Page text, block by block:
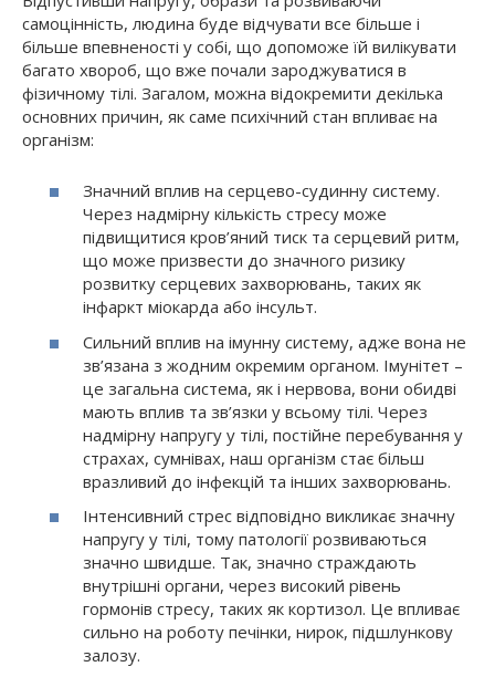
самоцінність, людина буде відчувати все більше і
більше впевненості у собі, що допоможе їй вилікувати
багато хвороб, що вже почали зароджуватися в
фізичному тілі. Загалом, можна відокремити декілька
основних причин, як саме психічний стан впливає на
організм:
Значний вплив на серцево-судинну систему.
Через надмірну кількість стресу може
підвищитися кров’яний тиск та серцевий ритм,
що може призвести до значного ризику
розвитку серцевих захворювань, таких як
інфаркт міокарда або інсульт.
Сильний вплив на імунну систему, адже вона не
зв’язана з жодним окремим органом. Імунітет –
це загальна система, як і нервова, вони обидві
мають вплив та зв’язки у всьому тілі. Через
надмірну напругу у тілі, постійне перебування у
страхах, сумнівах, наш організм стає більш
вразливий до інфекцій та інших захворювань.
Інтенсивний стрес відповідно викликає значну
напругу у тілі, тому патології розвиваються
значно швидше. Так, значно страждають
внутрішні органи, через високий рівень
гормонів стресу, таких як кортизол. Це впливає
сильно на роботу печінки, нирок, підшлункову
залозу.